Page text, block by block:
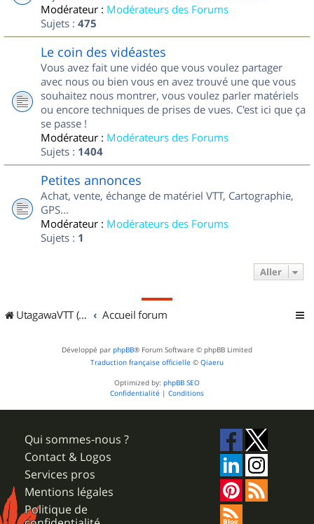
Modérateur : Modérateurs des Forums
Sujets : 475
Le coin des vidéastes
Vous avez fait une vidéo que vous voulez partager
avec nous ou bien vous en avez trouvé une que vous
souhaitez nous montrer, vous voulez parler matériels
ou encore techniques de prises de vues. C'est ici que ça
se passe !
Modérateur : Modérateurs des Forums
Sujets : 1404
Petites annonces
Achat, vente, échange de matériel VTT, Cartographie,
GPS...
Modérateur : Modérateurs des Forums
Sujets : 1
Aller
UtagawaVTT (Randos VTT et VTTAE avec traces GPS) Accueil forum
Développé par phpBB® Forum Software © phpBB Limited
Traduction française officielle © Qiaeru
Optimized by: phpBB SEO
Confidentialité | Conditions
Qui sommes-nous ?
Contact & Logos
Services pros
Mentions légales
Politique de